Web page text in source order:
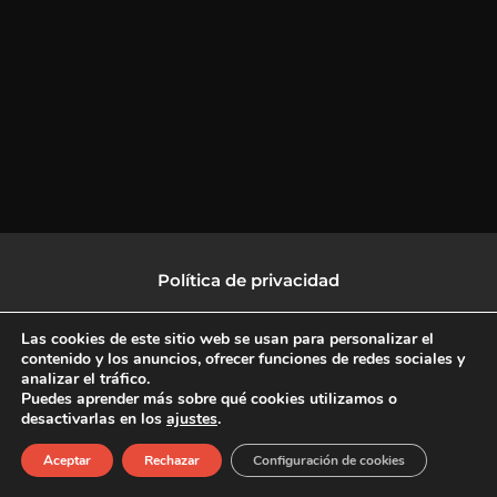
Política de privacidad
Política de protección de datos
F
a
c
X
-
L
i
n
I
n
s
Copyright © 2026 CulturalTV
Las cookies de este sitio web se usan para personalizar el
contenido y los anuncios, ofrecer funciones de redes sociales y
analizar el tráfico.
Puedes aprender más sobre qué cookies utilizamos o
desactivarlas en los ajustes.
Aceptar Rechazar Configuración de cookies